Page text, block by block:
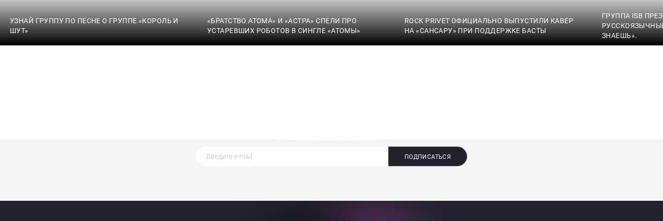
УЗНАЙ ГРУППУ ПО ПЕСНЕ О ГРУППЕ «КОРОЛЬ И
ШУТ»
«БРАТСТВО АТОМА» И «АСТРА» СПЕЛИ ПРО
УСТАРЕВШИХ РОБОТОВ В СИНГЛЕ «АТОМЫ»
ROCK PRIVET ОФИЦИАЛЬНО ВЫПУСТИЛИ КАВЕР
НА «САНСАРУ» ПРИ ПОДДЕРЖКЕ БАСТЫ
ГРУППА ISB
ЗНАЕШЬ».
ПОДПИСАТЬСЯ